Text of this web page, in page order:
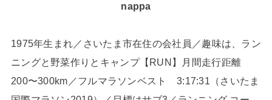
nappa
1975年生まれ／さいたま市在住の会社員／趣味は、ラン
ニングと野菜作りとキャンプ【RUN】月間走行距離
200〜300km／フルマラソンベスト 3:17:31（さいたま